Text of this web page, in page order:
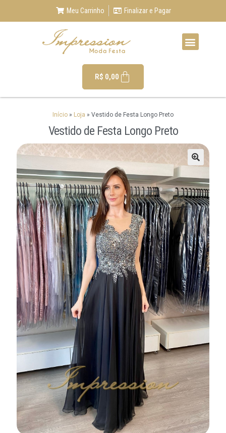
Meu Carrinho Finalizar e Pagar
R$ 0,00
Início » Loja » Vestido de Festa Longo Preto
Vestido de Festa Longo Preto